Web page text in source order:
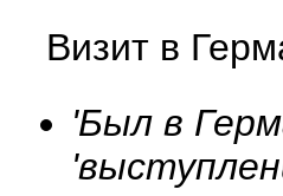
Визит в
'Был в